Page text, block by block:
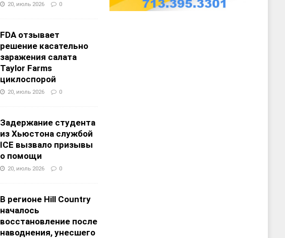
20, июль 2026 0
FDA отзывает
решение касательно
заражения салата
Taylor Farms
циклоспорой
20, июль 2026 0
Задержание студента
из Хьюстона службой
ICE вызвало призывы
о помощи
20, июль 2026 0
В регионе Hill Country
началось
восстановление после
наводнения, унесшего